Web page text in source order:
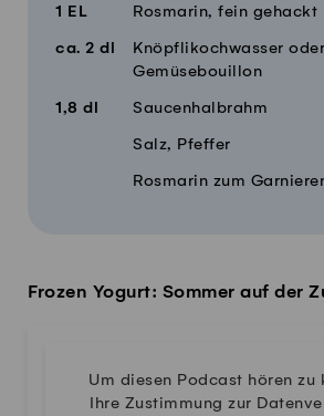
1 EL Rosmarin, fein gehackt
ca. 2 dl
Knöpflikochwasser oder
Gemüsebouillon
1,8 dl Saucenhalbrahm
Salz, Pfeffer
Rosmarin zum
Frozen Yogurt: Sommer auf der
Um diesen Podcast hören zu
Ihre Zustimmung zur